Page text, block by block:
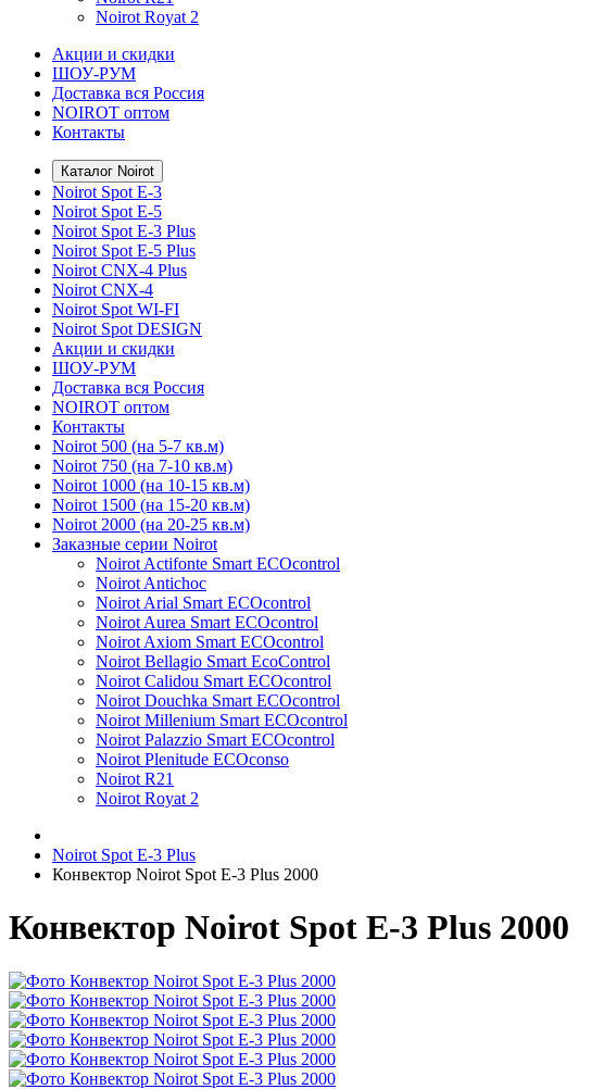
Noirot Royat 2
Акции и скидки
ШОУ-РУМ
Доставка вся Россия
NOIROT оптом
Контакты
Каталог Noirot
Noirot Spot E-3
Noirot Spot E-5
Noirot Spot E-3 Plus
Noirot Spot E-5 Plus
Noirot CNX-4 Plus
Noirot CNX-4
Noirot Spot WI-FI
Noirot Spot DESIGN
Акции и скидки
ШОУ-РУМ
Доставка вся Россия
NOIROT оптом
Контакты
Noirot 500 (на 5-7 кв.м)
Noirot 750 (на 7-10 кв.м)
Noirot 1000 (на 10-15 кв.м)
Noirot 1500 (на 15-20 кв.м)
Noirot 2000 (на 20-25 кв.м)
Заказные серии Noirot
Noirot Actifonte Smart ECOcontrol
Noirot Antichoc
Noirot Arial Smart ECOcontrol
Noirot Aurea Smart ECOcontrol
Noirot Axiom Smart ECOcontrol
Noirot Bellagio Smart EcoControl
Noirot Calidou Smart ECOcontrol
Noirot Douchka Smart ECOcontrol
Noirot Millenium Smart ECOcontrol
Noirot Palazzio Smart ECOcontrol
Noirot Plenitude ECOconso
Noirot R21
Noirot Royat 2
Noirot Spot E-3 Plus
Конвектор Noirot Spot E-3 Plus 2000
Конвектор Noirot Spot E-3 Plus 2000